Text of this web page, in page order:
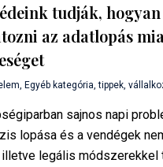
tudják,
az adatlopás
, Egyéb kategória,tippek,
sajnos napi
lopása és a vendégek
legális módszerekkel